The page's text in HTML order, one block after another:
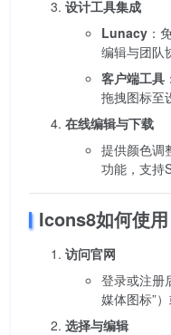
设计工具集成
Lunacy ：
编辑与团队
客户端工具
拖拽图标至
在线编辑与下载
提供颜色调
功能，支持
Icons8如何使用
访问官网
登录或注册
媒体图标”
选择与编辑